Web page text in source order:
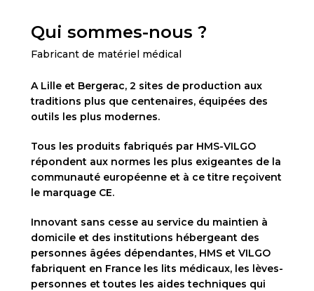
Qui sommes-nous ?
Fabricant de matériel médical
A Lille et Bergerac, 2 sites de production aux
traditions plus que centenaires, équipées des
outils les plus modernes.
Tous les produits fabriqués par HMS-VILGO
répondent aux normes les plus exigeantes de la
communauté européenne et à ce titre reçoivent
le marquage CE.
Innovant sans cesse au service du maintien à
domicile et des institutions hébergeant des
personnes âgées dépendantes, HMS et VILGO
fabriquent en France les lits médicaux, les lèves-
personnes et toutes les aides techniques qui